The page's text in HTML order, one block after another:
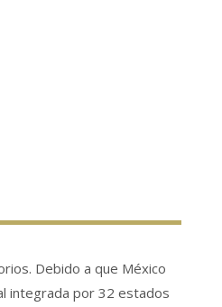
Debido a que México
integrada por 32 estados